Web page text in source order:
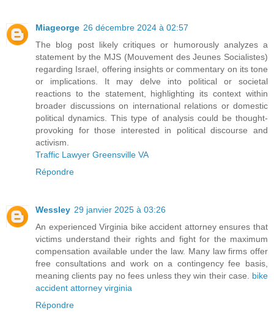
Miageorge 26 décembre 2024 à 02:57
The blog post likely critiques or humorously analyzes a
statement by the MJS (Mouvement des Jeunes Socialistes)
regarding Israel, offering insights or commentary on its tone
or implications. It may delve into political or societal
reactions to the statement, highlighting its context within
broader discussions on international relations or domestic
political dynamics. This type of analysis could be thought-
provoking for those interested in political discourse and
activism.
Traffic Lawyer Greensville VA
Répondre
Wessley 29 janvier 2025 à 03:26
An experienced Virginia bike accident attorney ensures that
victims understand their rights and fight for the maximum
compensation available under the law. Many law firms offer
free consultations and work on a contingency fee basis,
meaning clients pay no fees unless they win their case. bike
accident attorney virginia
Répondre